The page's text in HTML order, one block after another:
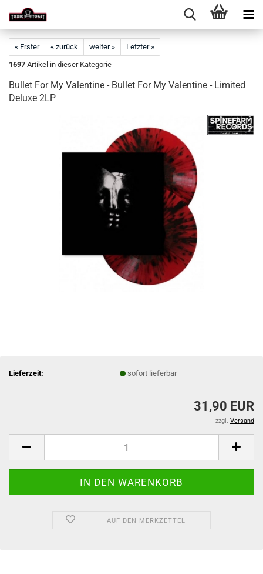
« Erster « zurück weiter »
Letzter »
1697 Artikel in dieser Kategorie
Bullet For My Valentine - Bullet For My Valentine - Limited
Deluxe 2LP
Lieferzeit: sofort lieferbar
31,90 EUR
zzgl. Versand
AUF DEN MERKZETTEL